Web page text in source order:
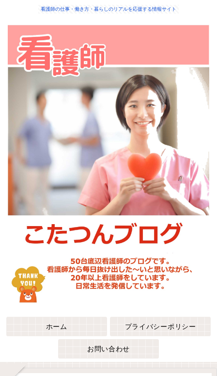
看護師の仕事・働き方・暮らしのリアルを応援する情報サイト
ホーム プライバシーポリシー
お問い合わせ